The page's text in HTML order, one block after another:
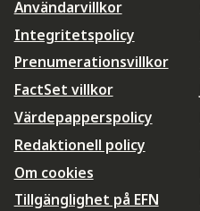
Användarvillkor
Integritetspolicy
Prenumerationsvillkor
FactSet villkor
Värdepapperspolicy
Redaktionell policy
Om cookies
Tillgänglighet på EFN